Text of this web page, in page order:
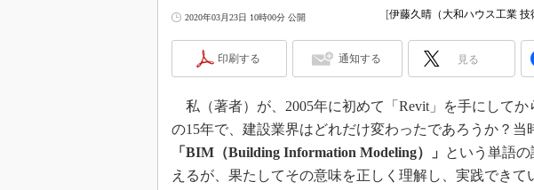
2020年03月23日 10時00分 公開 [伊藤久晴（大和ハウス工業 技
印刷する 通知する 見る
私（著者）が、2005年に初めて「Revit」を手にしてか
の15年で、建設業界はどれだけ変わったであろうか？当
「BIM（Building Information Modeling）」
という単語
えるが、果たしてその意味を正しく理解し、実践できて